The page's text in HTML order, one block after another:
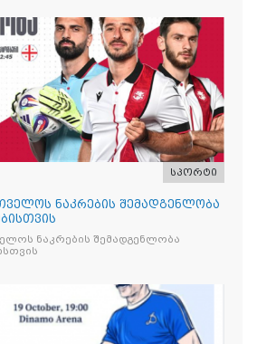
სპორტი
ნაკრების შემადგენლობა
ნაკრების შემადგენლობა